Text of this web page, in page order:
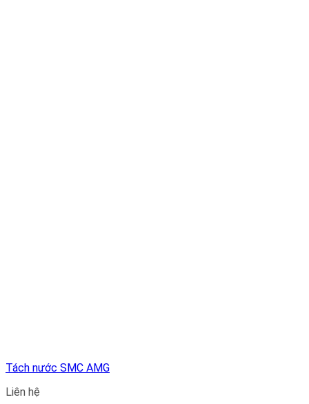
Tách nước SMC AMG
Liên hệ